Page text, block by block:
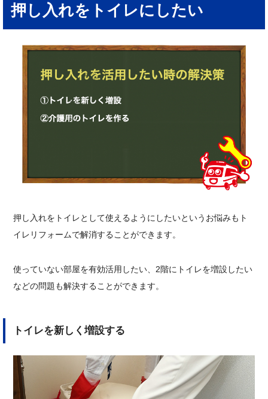
押し入れをトイレにしたい
押し入れをトイレとして使えるようにしたいというお悩みもト
イレリフォームで解消することができます。
使っていない部屋を有効活用したい、2階にトイレを増設したい
などの問題も解決することができます。
トイレを新しく増設する